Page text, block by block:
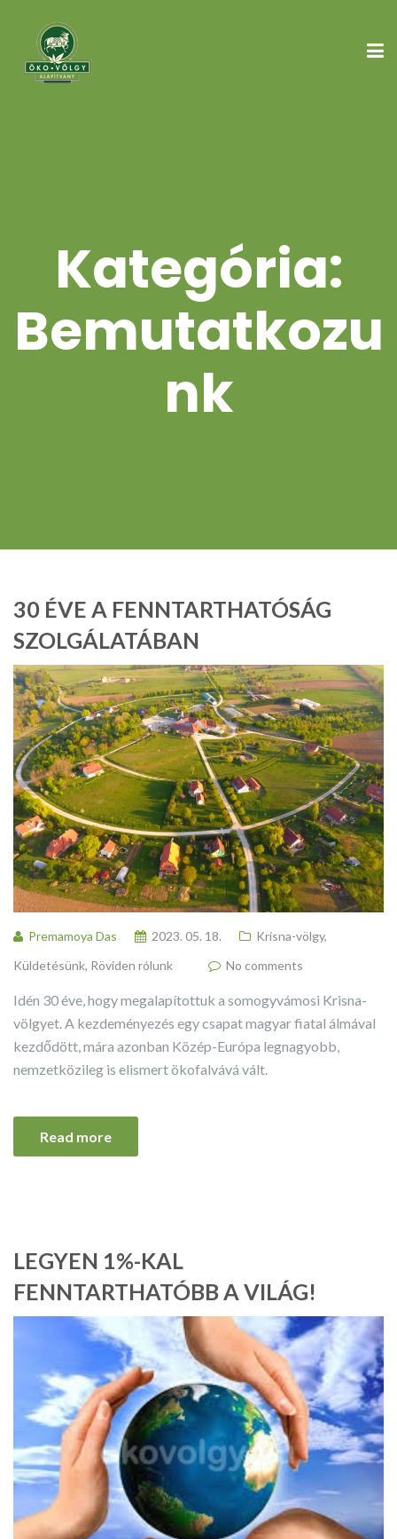
Kategória:
Bemutatkozu
nk
30 ÉVE A FENNTARTHATÓSÁG
SZOLGÁLATÁBAN
Premamoya Das 2023. 05. 18. Krisna-völgy,
Küldetésünk, Röviden rólunk No comments
Idén 30 éve, hogy megalapítottuk a somogyvámosi Krisna-
völgyet. A kezdeményezés egy csapat magyar fiatal álmával
kezdődött, mára azonban Közép-Európa legnagyobb,
nemzetközileg is elismert ökofalvává vált.
Read more
LEGYEN 1%-KAL
FENNTARTHATÓBB A VILÁG!